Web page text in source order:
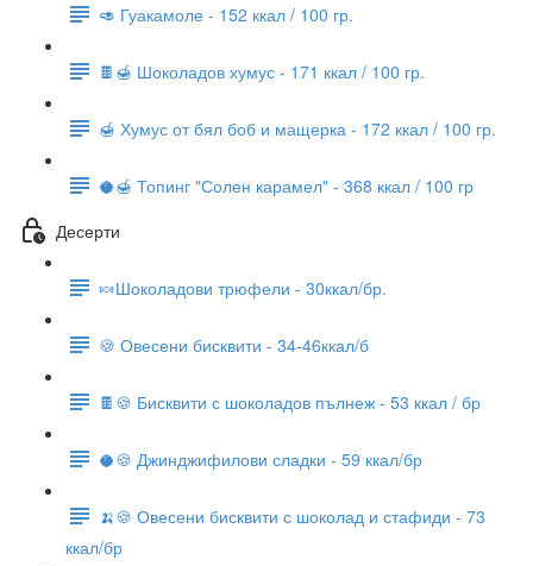
🥑 Гуакамоле - 152 ккал / 100 гр.
🍫🍯 Шоколадов хумус - 171 ккал / 100 гр.
🍯 Хумус от бял боб и мащерка - 172 ккал / 100 гр.
🥥🍯 Топинг "Солен карамел" - 368 ккал / 100 гр
Десерти
🍬Шоколадови трюфели - 30ккал/бр.
🍪 Овесени бисквити - 34-46ккал/б
🍫🍪 Бисквити с шоколадов пълнеж - 53 ккал / бр
🥥🍪 Джинджифилови сладки - 59 ккал/бр
🍌🍪 Овесени бисквити с шоколад и стафиди - 73
ккал/бр